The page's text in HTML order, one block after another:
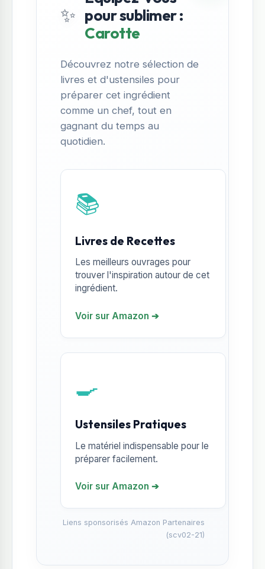
✨ pour sublimer :
Carotte
Découvrez notre sélection de
livres et d'ustensiles pour
préparer cet ingrédient
comme un chef, tout en
gagnant du temps au
quotidien.
📚
Livres de Recettes
Les meilleurs ouvrages pour
trouver l'inspiration autour de cet
ingrédient.
Voir sur Amazon ➔
🍳
Ustensiles Pratiques
Le matériel indispensable pour le
préparer facilement.
Voir sur Amazon ➔
Liens sponsorisés Amazon Partenaires
(scv02-21)